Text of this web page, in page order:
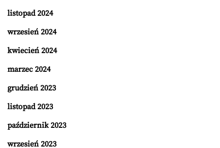
listopad 2024
wrzesień 2024
kwiecień 2024
marzec 2024
grudzień 2023
listopad 2023
październik 2023
wrzesień 2023